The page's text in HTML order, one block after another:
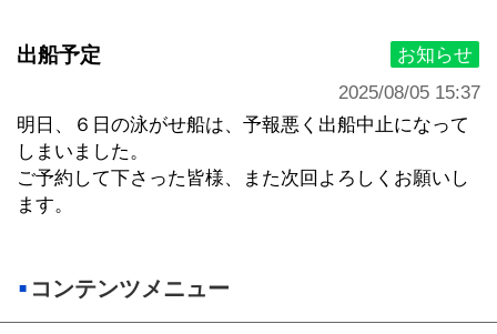
お知らせ
出船予定
2025/08/05 15:37
明日、６日の泳がせ船は、予報悪く出船中止になって
しまいました。
ご予約して下さった皆様、また次回よろしくお願いし
ます。
コンテンツメニュー